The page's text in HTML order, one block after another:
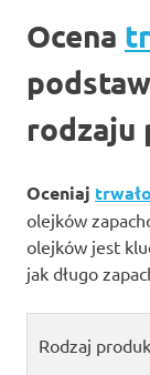
Ocena
rodzaju
Oceniaj
olejków
olejków jest
jak długo
Rodzaj